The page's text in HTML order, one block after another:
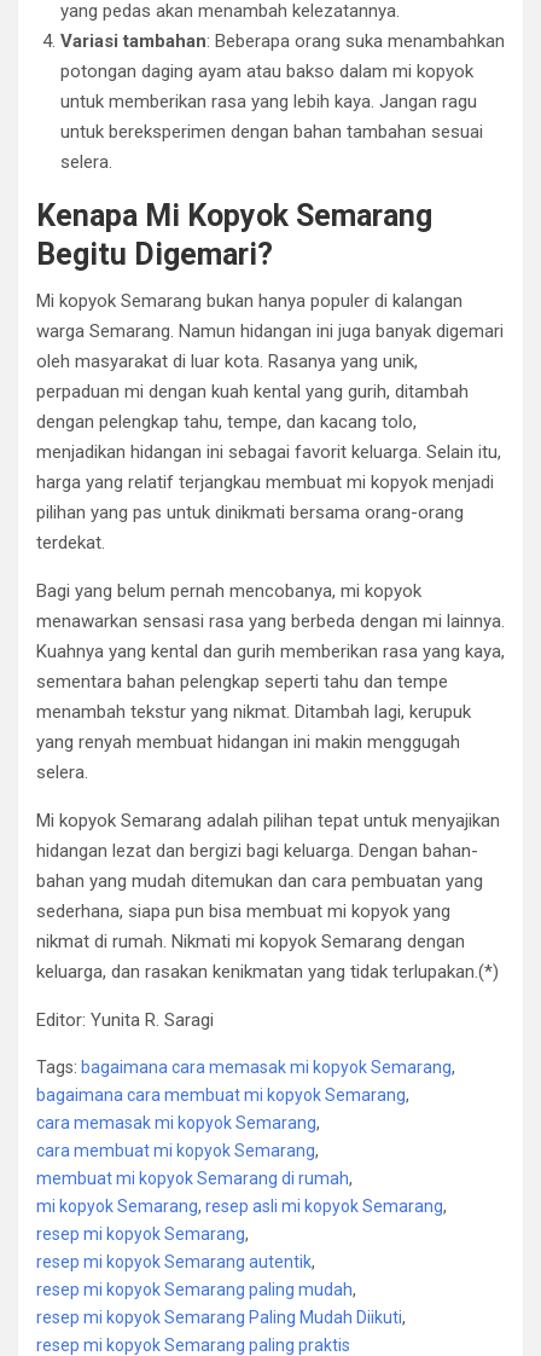
yang pedas akan menambah kelezatannya.
Variasi tambahan: Beberapa orang suka menambahkan
potongan daging ayam atau bakso dalam mi kopyok
untuk memberikan rasa yang lebih kaya. Jangan ragu
untuk bereksperimen dengan bahan tambahan sesuai
selera.
Kenapa Mi Kopyok Semarang
Begitu Digemari?
Mi kopyok Semarang bukan hanya populer di kalangan
warga Semarang. Namun hidangan ini juga banyak digemari
oleh masyarakat di luar kota. Rasanya yang unik,
perpaduan mi dengan kuah kental yang gurih, ditambah
dengan pelengkap tahu, tempe, dan kacang tolo,
menjadikan hidangan ini sebagai favorit keluarga. Selain itu,
harga yang relatif terjangkau membuat mi kopyok menjadi
pilihan yang pas untuk dinikmati bersama orang-orang
terdekat.
Bagi yang belum pernah mencobanya, mi kopyok
menawarkan sensasi rasa yang berbeda dengan mi lainnya.
Kuahnya yang kental dan gurih memberikan rasa yang kaya,
sementara bahan pelengkap seperti tahu dan tempe
menambah tekstur yang nikmat. Ditambah lagi, kerupuk
yang renyah membuat hidangan ini makin menggugah
selera.
Mi kopyok Semarang adalah pilihan tepat untuk menyajikan
hidangan lezat dan bergizi bagi keluarga. Dengan bahan-
bahan yang mudah ditemukan dan cara pembuatan yang
sederhana, siapa pun bisa membuat mi kopyok yang
nikmat di rumah. Nikmati mi kopyok Semarang dengan
keluarga, dan rasakan kenikmatan yang tidak terlupakan.(*)
Editor: Yunita R. Saragi
Tags: bagaimana cara memasak mi kopyok Semarang,
bagaimana cara membuat mi kopyok Semarang,
cara memasak mi kopyok Semarang,
cara membuat mi kopyok Semarang,
membuat mi kopyok Semarang di rumah,
mi kopyok Semarang, resep asli mi kopyok Semarang,
resep mi kopyok Semarang,
resep mi kopyok Semarang autentik,
resep mi kopyok Semarang paling mudah,
resep mi kopyok Semarang Paling Mudah Diikuti,
resep mi kopyok Semarang paling praktis